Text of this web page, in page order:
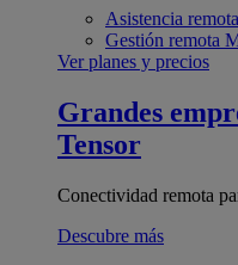
Asistencia remota
Gestión remota
Ver planes y precios
Grandes
Tensor
Conectividad remota
Descubre más